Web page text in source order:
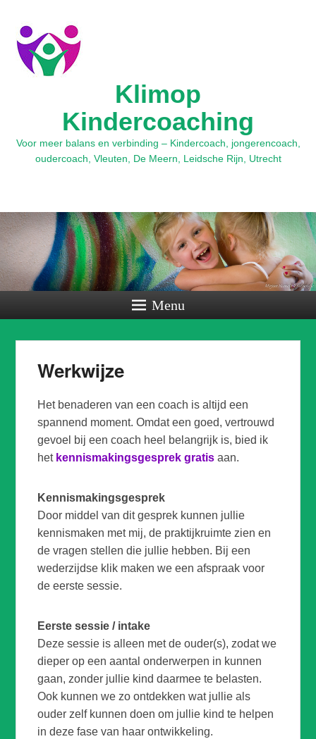
Klimop
Kindercoaching
Voor meer balans en verbinding – Kindercoach, jongerencoach,
oudercoach, Vleuten, De Meern, Leidsche Rijn, Utrecht
Menu
Werkwijze
Het benaderen van een coach is altijd een
spannend moment. Omdat een goed, vertrouwd
gevoel bij een coach heel belangrijk is, bied ik
het kennismakingsgesprek gratis aan.
Kennismakingsgesprek
Door middel van dit gesprek kunnen jullie
kennismaken met mij, de praktijkruimte zien en
de vragen stellen die jullie hebben. Bij een
wederzijdse klik maken we een afspraak voor
de eerste sessie.
Eerste sessie / intake
Deze sessie is alleen met de ouder(s), zodat we
dieper op een aantal onderwerpen in kunnen
gaan, zonder jullie kind daarmee te belasten.
Ook kunnen we zo ontdekken wat jullie als
ouder zelf kunnen doen om jullie kind te helpen
in deze fase van haar ontwikkeling.